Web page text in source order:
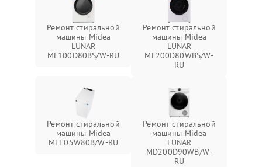
Ремонт стиральной
машины Midea
LUNAR
MF100D80BS/W-RU
Ремонт стиральной
машины Midea
LUNAR
MF200D80WBS/W-
RU
Ремонт стиральной
машины Midea
MFE05W80B/W-RU
Ремонт стиральной
машины Midea
LUNAR
MD200D90WB/W-
RU